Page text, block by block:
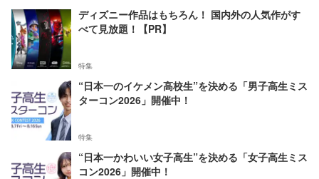
ディズニー作品はもちろん！ 国内外の人気作がす
べて見放題！【PR】
特集
“日本一のイケメン高校生”を決める「男子高生ミス
ターコン2026」開催中！
特集
“日本一かわいい女子高生”を決める「女子高生ミス
コン2026」開催中！